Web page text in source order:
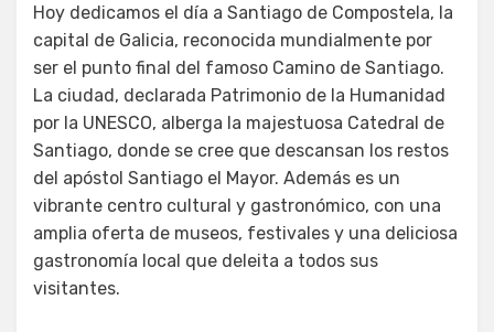
Hoy dedicamos el día a Santiago de Compostela, la
capital de Galicia, reconocida mundialmente por
ser el punto final del famoso Camino de Santiago.
La ciudad, declarada Patrimonio de la Humanidad
por la UNESCO, alberga la majestuosa Catedral de
Santiago, donde se cree que descansan los restos
del apóstol Santiago el Mayor. Además es un
vibrante centro cultural y gastronómico, con una
amplia oferta de museos, festivales y una deliciosa
gastronomía local que deleita a todos sus
visitantes.